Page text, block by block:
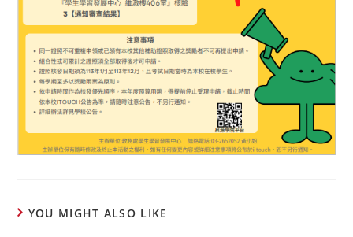
YOU MIGHT ALSO LIKE